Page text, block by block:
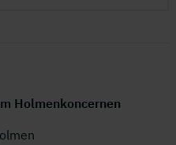
Holmenkoncernen